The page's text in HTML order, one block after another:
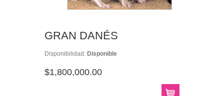
GRAN DANÉS
Disponibilidad: Disponible
$1,800,000.00